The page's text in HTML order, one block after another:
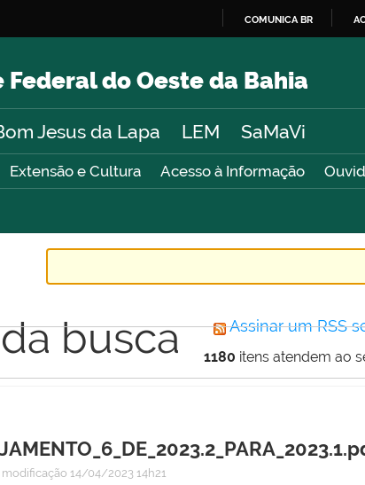
O
COMUNICA BR
do Oeste da Bahia
Jesus da Lapa LEM SaMaVi
Extensão e Cultura Acesso à Informação
busca Assinar um RSS
1180 itens atendem ao
14/04/2023 14h21